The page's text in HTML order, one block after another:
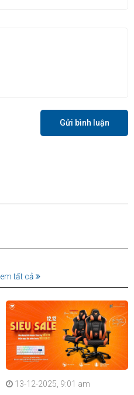
Gửi bình luận
tất cả
13-12-2025, 9:01 am